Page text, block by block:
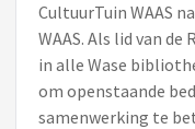
CultuurTuin WAAS
WAAS. Als lid van
in alle Wase
om openstaande
samenwerking te